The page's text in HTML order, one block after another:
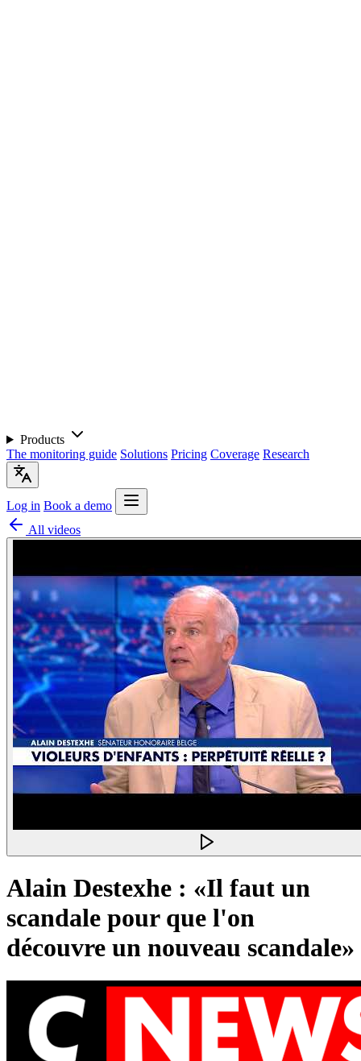
Products
The monitoring guide Solutions Pricing Coverage Research
Log in Book a demo
All videos
Alain Destexhe : «Il faut un
scandale pour que l'on
découvre un nouveau scandale»